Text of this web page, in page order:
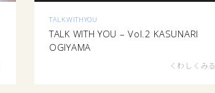
TALKWITHYOU
TALK WITH YOU – Vol.2 KASUNARI
OGIYAMA
くわしくみる